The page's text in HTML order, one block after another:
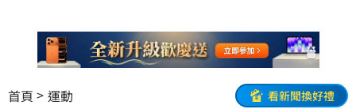
首頁 運動 看新聞換好禮